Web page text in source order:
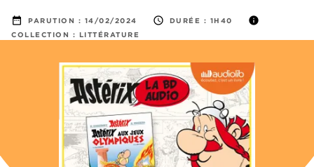
date_range PARUTION : 14/02/2024 access_time DURÉE : 1H40 info
COLLECTION : LITTÉRATURE